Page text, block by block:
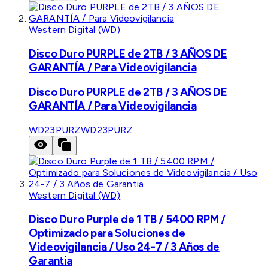
Western Digital (WD)
Disco Duro PURPLE de 2TB / 3 AÑOS DE
GARANTÍA / Para Videovigilancia
Disco Duro PURPLE de 2TB / 3 AÑOS DE
GARANTÍA / Para Videovigilancia
WD23PURZWD23PURZ
Western Digital (WD)
Disco Duro Purple de 1 TB / 5400 RPM /
Optimizado para Soluciones de
Videovigilancia / Uso 24-7 / 3 Años de
Garantia